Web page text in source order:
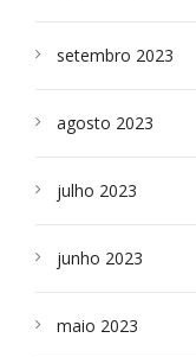
setembro 2023
agosto 2023
julho 2023
junho 2023
maio 2023